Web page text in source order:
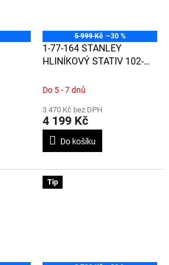
5 999 Kč –30 %
1-77-164 STANLEY
HLINÍKOVÝ STATIV 102-
Do 5 - 7 dnů
3 470 Kč bez DPH
4 199 Kč
Do košíku
Tip